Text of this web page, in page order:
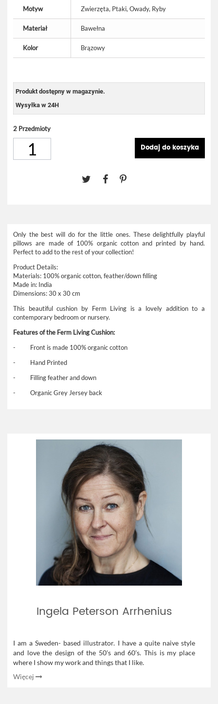
Motyw Zwierzęta, Ptaki, Owady, Ryby
Materiał Bawełna
Kolor Brązowy
Produkt dostępny w magazynie.
Wysyłka w 24H
2 Przedmioty
Dodaj do koszyka
Only the best will do for the little ones. These delightfully playful
pillows are made of 100% organic cotton and printed by hand.
Perfect to add to the rest of your collection!
Product Details:
Materials: 100% organic cotton, feather/down filling
Made in: India
Dimensions: 30 x 30 cm
This beautiful cushion by Ferm Living is a lovely addition to a
contemporary bedroom or nursery.
Features of the Ferm Living Cushion:
- Front is made 100% organic cotton
- Hand Printed
- Filling feather and down
- Organic Grey Jersey back
Ingela Peterson Arrhenius
I am a Sweden- based illustrator. I have a quite naive style
and love the design of the 50's and 60's. This is my place
where I show my work and things that I like.
Więcej